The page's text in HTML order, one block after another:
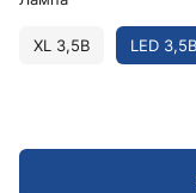
XL 3,5В LED 3,5В